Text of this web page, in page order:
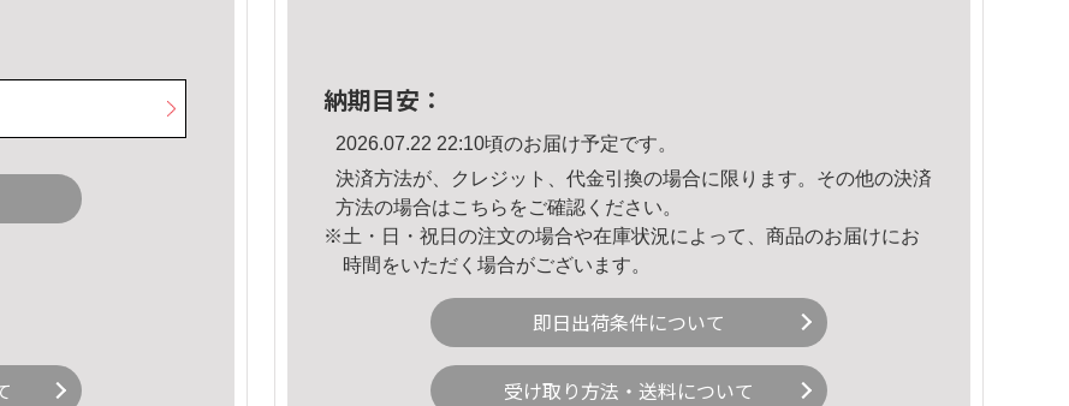
納期目安：
2026.07.22 22:10頃のお届け予定です。
決済方法が、クレジット、代金引換の場合に限ります。その他の決済
方法の場合はこちら をご確認ください。
※土・日・祝日の注文の場合や在庫状況によって、商品のお届けにお
時間をいただく場合がございます。
即日出荷条件について
受け取り方法・送料について